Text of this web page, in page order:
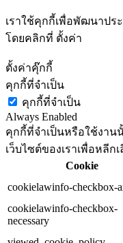
เราใช้คุกกี้เพื่อพัฒนาปร
โดยคลิกที่ ตั้งค่า
ตั้งค่าคุ๊กกี้
คุกกี้ที่จำเป็น
คุกกี้ที่จำเป็น
Always Enabled
คุกกี้ที่จำเป็นหรือใช้งาน
เว็บไซต์ของเราเพื่อหลี
Cookie
cookielawinfo-checkbox-
cookielawinfo-checkbox-
necessary